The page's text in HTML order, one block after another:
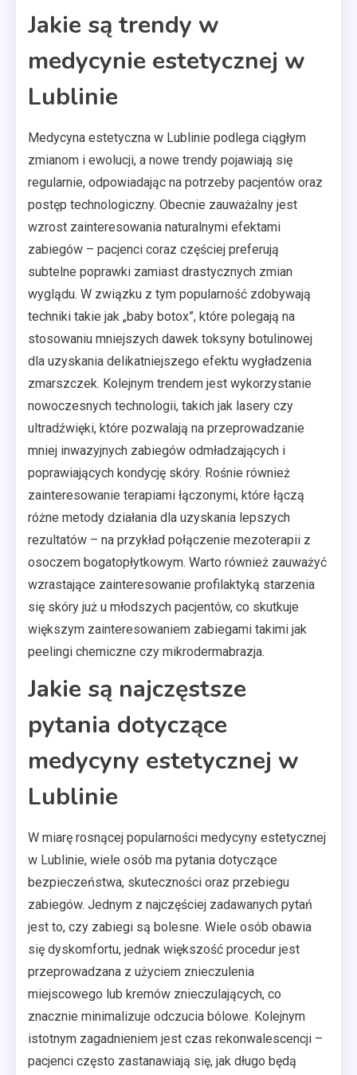
Jakie są trendy w
medycynie estetycznej w
Lublinie
Medycyna estetyczna w Lublinie podlega ciągłym
zmianom i ewolucji, a nowe trendy pojawiają się
regularnie, odpowiadając na potrzeby pacjentów oraz
postęp technologiczny. Obecnie zauważalny jest
wzrost zainteresowania naturalnymi efektami
zabiegów – pacjenci coraz częściej preferują
subtelne poprawki zamiast drastycznych zmian
wyglądu. W związku z tym popularność zdobywają
techniki takie jak „baby botox”, które polegają na
stosowaniu mniejszych dawek toksyny botulinowej
dla uzyskania delikatniejszego efektu wygładzenia
zmarszczek. Kolejnym trendem jest wykorzystanie
nowoczesnych technologii, takich jak lasery czy
ultradźwięki, które pozwalają na przeprowadzanie
mniej inwazyjnych zabiegów odmładzających i
poprawiających kondycję skóry. Rośnie również
zainteresowanie terapiami łączonymi, które łączą
różne metody działania dla uzyskania lepszych
rezultatów – na przykład połączenie mezoterapii z
osoczem bogatopłytkowym. Warto również zauważyć
wzrastające zainteresowanie profilaktyką starzenia
się skóry już u młodszych pacjentów, co skutkuje
większym zainteresowaniem zabiegami takimi jak
peelingi chemiczne czy mikrodermabrazja.
Jakie są najczęstsze
pytania dotyczące
medycyny estetycznej w
Lublinie
W miarę rosnącej popularności medycyny estetycznej
w Lublinie, wiele osób ma pytania dotyczące
bezpieczeństwa, skuteczności oraz przebiegu
zabiegów. Jednym z najczęściej zadawanych pytań
jest to, czy zabiegi są bolesne. Wiele osób obawia
się dyskomfortu, jednak większość procedur jest
przeprowadzana z użyciem znieczulenia
miejscowego lub kremów znieczulających, co
znacznie minimalizuje odczucia bólowe. Kolejnym
istotnym zagadnieniem jest czas rekonwalescencji –
pacjenci często zastanawiają się, jak długo będą